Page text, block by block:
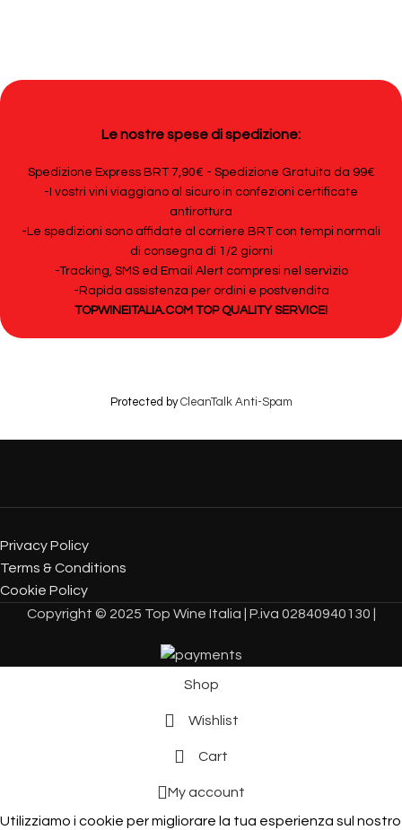
Le nostre spese di spedizione:
Spedizione Express BRT 7,90€ - Spedizione Gratuita da 99€
-I vostri vini viaggiano al sicuro in confezioni certificate
antirottura
-Le spedizioni sono affidate al corriere BRT con tempi normali
di consegna di 1/2 giorni
-Tracking, SMS ed Email Alert compresi nel servizio
-Rapida assistenza per ordini e postvendita
TOPWINEITALIA.COM TOP QUALITY SERVICE!
Protected byCleanTalk Anti-Spam
Privacy Policy
Terms & Conditions
Cookie Policy
Copyright © 2025 Top Wine Italia | P.iva 02840940130 |
Shop
Wishlist
Cart
My account
Utilizziamo i cookie per migliorare la tua esperienza sul nostro